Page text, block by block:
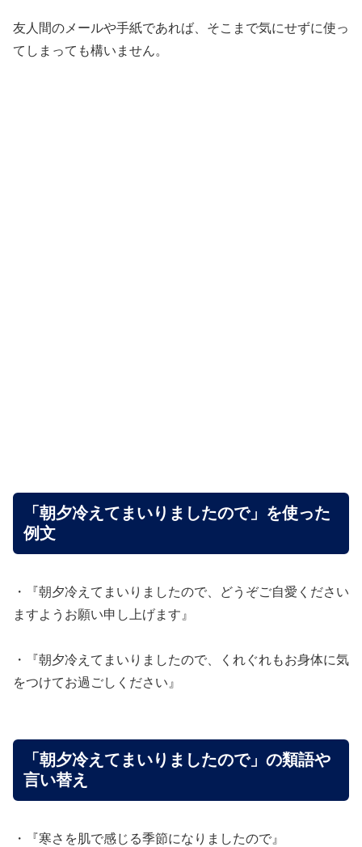
友人間のメールや手紙であれば、そこまで気にせずに使っ
てしまっても構いません。
「朝夕冷えてまいりましたので」を使った
例文
・『朝夕冷えてまいりましたので、どうぞご自愛ください
ますようお願い申し上げます』
・『朝夕冷えてまいりましたので、くれぐれもお身体に気
をつけてお過ごしください』
「朝夕冷えてまいりましたので」の類語や
言い替え
・『寒さを肌で感じる季節になりましたので』